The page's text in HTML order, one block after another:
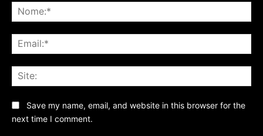
Save my name, email, and website in this browser for the
next time I comment.